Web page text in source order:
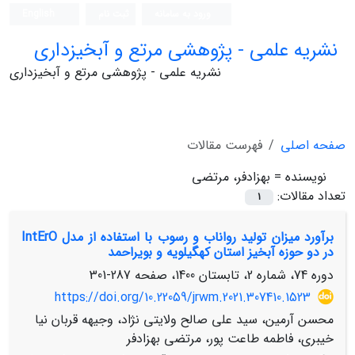
نشریه علمی - پژوهشی مرتع و آبخیزداری
نشریه علمی - پژوهشی مرتع و آبخیزداری
صفحه اصلی
فهرست مقالات
نویسنده = بهزادفر، مرتضی
تعداد مقالات:
1
برآورد میزان تولید رواناب و رسوب با استفاده از مدل IntErO
در دو حوزه آبخیز استان کهگیلویه و بویراحمد
دوره 74، شماره 2، تابستان 1400، صفحه
287-301
https://doi.org/10.22059/jrwm.2021.307410.1523
محسن آرمین، سید علی صالح ولایتی نژاد، وجیهه قربان نیا
خیبری، فاطمه طاعت پور، مرتضی بهزادفر